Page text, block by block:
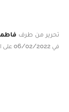
تحرير من طرف
في 06/02/2022 على الساعة 14:50